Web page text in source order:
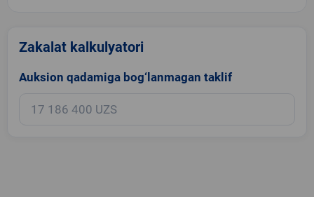
Zakalat kalkulyatori
Auksion qadamiga bog‘lanmagan taklif